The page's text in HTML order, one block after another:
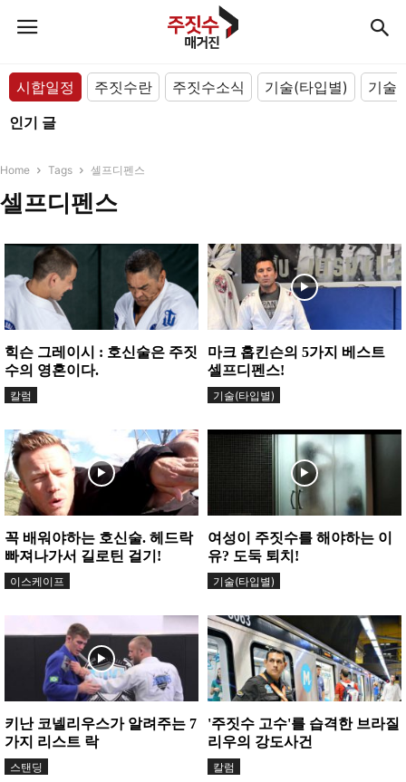
시합일정 주짓수란 주짓수소식 기술(타입별)
기술
인기 글
Home Tags 셀프디펜스
셀프디펜스
힉슨 그레이시 : 호신술은 주짓
수의 영혼이다.
칼럼
마크 홉킨슨의 5가지 베스트
셀프디펜스!
기술(타입별)
꼭 배워야하는 호신술. 헤드락
빠져나가서 길로틴 걸기!
이스케이프
여성이 주짓수를 해야하는 이
유? 도둑 퇴치!
기술(타입별)
키난 코넬리우스가 알려주는 7
가지 리스트 락
스탠딩
'주짓수 고수'를 습격한 브라질
리우의 강도사건
칼럼